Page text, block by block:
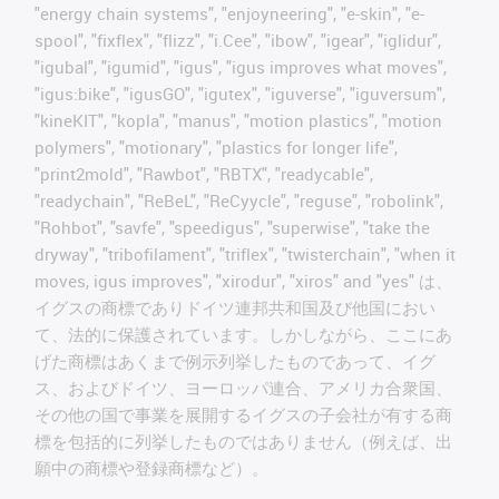
"energy chain systems", "enjoyneering", "e-skin", "e-
spool", "fixflex", "flizz", "i.Cee", "ibow", "igear", "iglidur",
"igubal", "igumid", "igus", "igus improves what moves",
"igus:bike", "igusGO", "igutex", "iguverse", "iguversum",
"kineKIT", "kopla", "manus", "motion plastics", "motion
polymers", "motionary", "plastics for longer life",
"print2mold", "Rawbot", "RBTX", "readycable",
"readychain", "ReBeL", "ReCyycle", "reguse", "robolink",
"Rohbot", "savfe", "speedigus", "superwise", "take the
dryway", "tribofilament", "triflex", "twisterchain", "when it
moves, igus improves", "xirodur", "xiros" and "yes" は、
イグスの商標でありドイツ連邦共和国及び他国におい
て、法的に保護されています。しかしながら、ここにあ
げた商標はあくまで例示列挙したものであって、イグ
ス、およびドイツ、ヨーロッパ連合、アメリカ合衆国、
その他の国で事業を展開するイグスの子会社が有する商
標を包括的に列挙したものではありません（例えば、出
願中の商標や登録商標など）。